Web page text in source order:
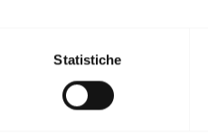
Statistiche